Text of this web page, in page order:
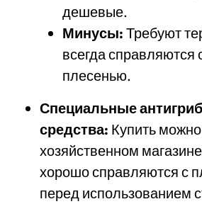
дешевые.
Минусы: Требуют
всегда справляются
плесенью.
Специальные
средства: Купить
хозяйственном
хорошо справляются с
перед использованием